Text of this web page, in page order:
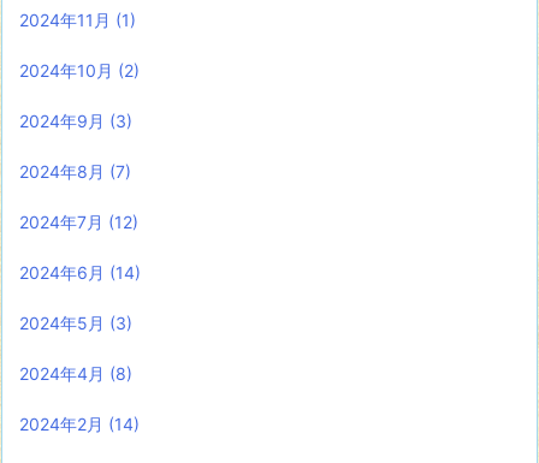
2024年11月 (1)
2024年10月 (2)
2024年9月 (3)
2024年8月 (7)
2024年7月 (12)
2024年6月 (14)
2024年5月 (3)
2024年4月 (8)
2024年2月 (14)